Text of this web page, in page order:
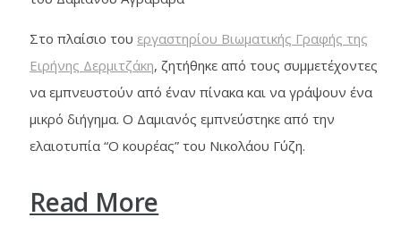
Στο πλαίσιο του εργαστηρίου Βιωματικής Γραφής της
Ειρήνης Δερμιτζάκη, ζητήθηκε από τους συμμετέχοντες
να εμπνευστούν από έναν πίνακα και να γράψουν ένα
μικρό διήγημα. Ο Δαμιανός εμπνεύστηκε από την
ελαιοτυπία “Ο κουρέας” του Νικολάου Γύζη.
Read More